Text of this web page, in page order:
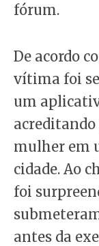
fórum.
De acordo
vítima foi
um
mulher em
cidade. Ao
foi
antes da